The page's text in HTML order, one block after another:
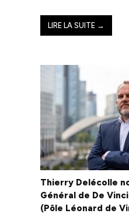
LIRE LA SUITE →
Thierry Delécolle
Général de De
(Pôle Léonard de